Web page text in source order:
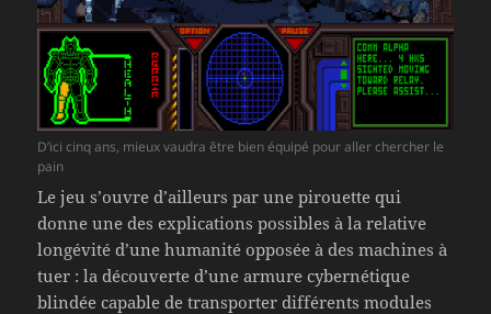
D’ici cinq ans, mieux vaudra être bien équipé pour aller chercher le
pain
Le jeu s’ouvre d’ailleurs par une pirouette qui
donne une des explications possibles à la relative
longévité d’une humanité opposée à des machines à
tuer : la découverte d’une armure cybernétique
blindée capable de transporter différents modules